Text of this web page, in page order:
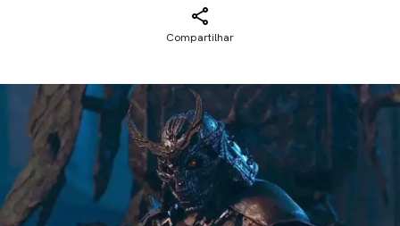
Compartilhar